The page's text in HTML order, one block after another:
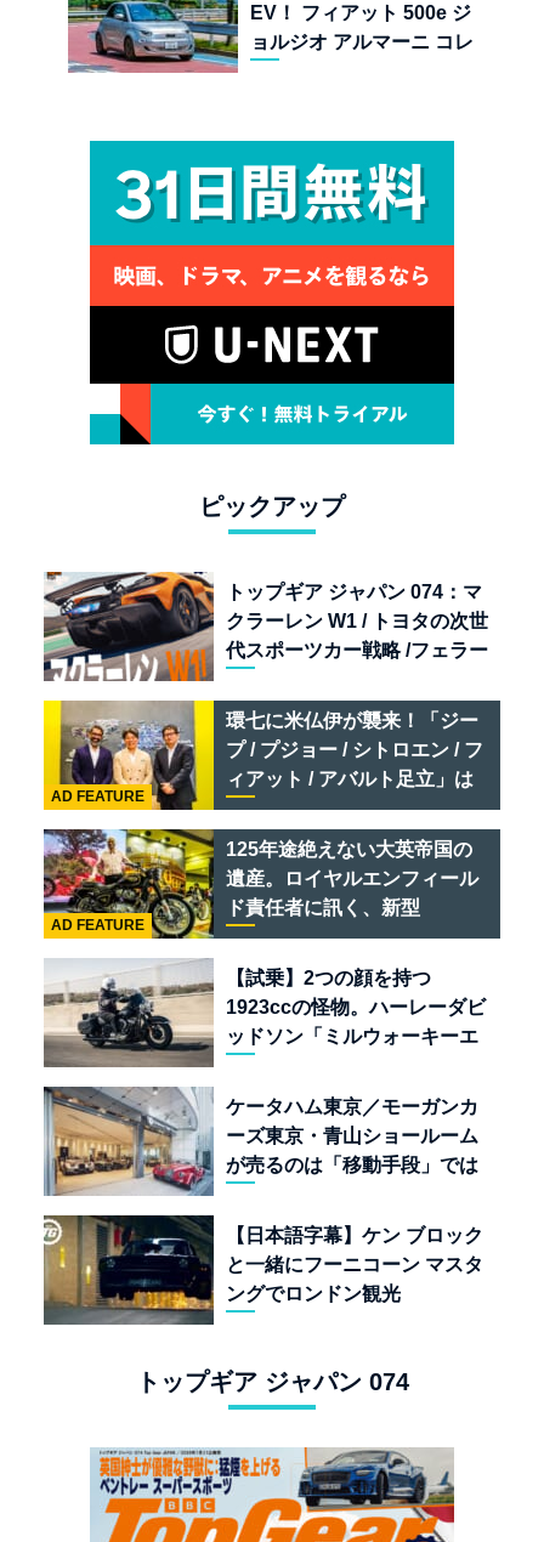
EV！ フィアット 500e ジ
ョルジオ アルマーニ コレ
ピックアップ
トップギア ジャパン 074：マ
クラーレン W1 / トヨタの次世
代スポーツカー戦略 /フェラー
リオ /ベントレー スーパース
ポーツ
環七に米仏伊が襲来！「ジー
プ / プジョー / シトロエン / フ
ィアット / アバルト足立」は
クルマのセレクトショップで
ある
AD FEATURE
125年途絶えない大英帝国の
遺産。ロイヤルエンフィール
ド責任者に訊く、新型
「BULLET 650」と“時間の
質”を愛する理由
AD FEATURE
【試乗】2つの顔を持つ
1923ccの怪物。ハーレーダビ
ッドソン「ミルウォーキーエ
ケータハム東京／モーガンカ
ーズ東京・青山ショールーム
が売るのは「移動手段」では
【日本語字幕】ケン ブロック
と一緒にフーニコーン マスタ
ングでロンドン観光
トップギア ジャパン 074